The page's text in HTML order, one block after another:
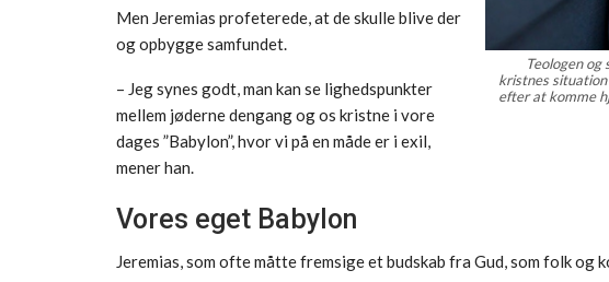
Teologen og
kristnes
efter at komme
Men Jeremias profeterede, at de skulle blive der
og opbygge samfundet.
– Jeg synes godt, man kan se lighedspunkter
mellem jøderne dengang og os kristne i vore
dages ”Babylon”, hvor vi på en måde er i exil,
mener han.
Vores eget Babylon
Jeremias, som ofte måtte fremsige et budskab fra Gud, som folk